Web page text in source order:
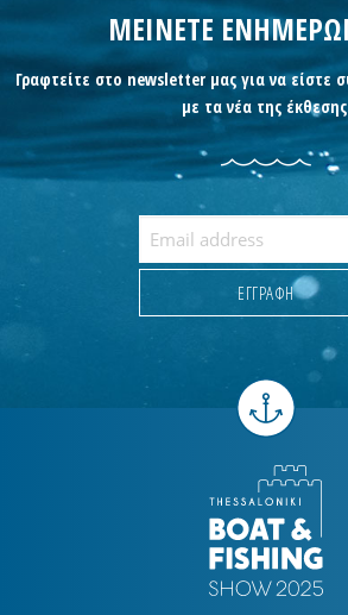
ΜΕΙΝΕΤΕ
Γραφτείτε στο newsletter μας για να είστε
με τα νέα της